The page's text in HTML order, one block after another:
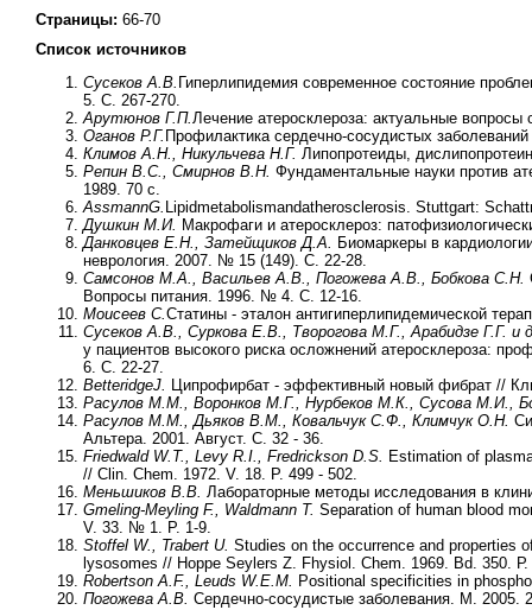
Страницы: 66-70
Список источников
Сусеков А.В. Гиперлипидемия современное состояние
5. С. 267-270.
Арутюнов Г.П.Лечение атеросклероза: актуальные
Оганов Р.Г. Профилактика сердечно-сосудистых
Климов А.Н., Никульчева Н.Г. Липопротеиды,
Репин В.С., Смирнов В.Н. Фундаментальные науки против
1989. 70 с.
AssmannG. Lipidmetabolismandatherosclerosis. Stuttgart:
Душкин М.И. Макрофаги и атеросклероз:
Данковцев Е.Н., Затейщиков Д.А. Биомаркеры в
неврология. 2007. № 15 (149). С. 22-28.
Самсонов М.А., Васильев А.В., Погожева А.В., Бобкова С.Н.
Вопросы питания. 1996. № 4. С. 12-16.
Моисеев С.Статины - эталон антигиперлипидемической
Сусеков А.В., Суркова Е.В., Творогова М.Г., Арабидзе Г.Г. и
у пациентов высокого риска осложнений атеросклероза:
6. С. 22-27.
BetteridgeJ. Ципрофирбат - эффективный новый фибрат //
Расулов М.М., Воронков М.Г., Нурбеков М.К., Сусова М.И.,
Расулов М.М., Дьяков В.М., Ковальчук С.Ф., Климчук О.Н.
Альтера. 2001. Август. С. 32 - 36.
Friedwald W.T., Levy R.I., Fredrickson D.S. Estimation of
// Clin. Chem. 1972. V. 18. P. 499 - 502.
Меньшиков В.В. Лабораторные методы исследования в
Gmeling-Meyling F., Waldmann T. Separation of human blood
V. 33. № 1. P. 1-9.
Stoffel W., Trabert U. Studies on the occurrence and properties
lysosomes // Hoppe Seylers Z. Fhysiol. Chem. 1969. Bd. 350. Р.
Robertson A.F., Leuds W.E.M. Positional specificities in
Погожева А.В. Сердечно-сосудистые заболевания. М. 2005.